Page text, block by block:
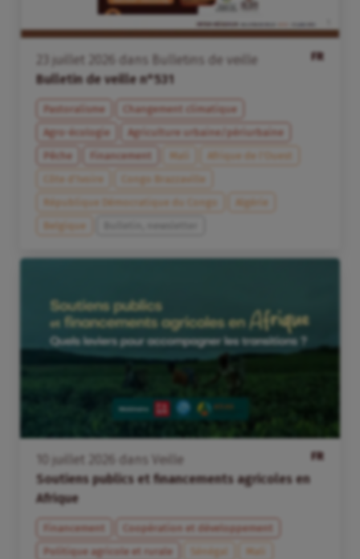
FR
juillet dans
Bulletins de veille
Bulletin de veille n°531
Pastoralisme
Changement climatique
Agro-écologie
Agriculture urbaine/périurbaine
Pêche
Financement
FR
juillet dans
Veille
Soutiens publics et financements agricoles en
Afrique
Financement
Coopération et développement
Politique agricole et rurale
Sénégal
Mali